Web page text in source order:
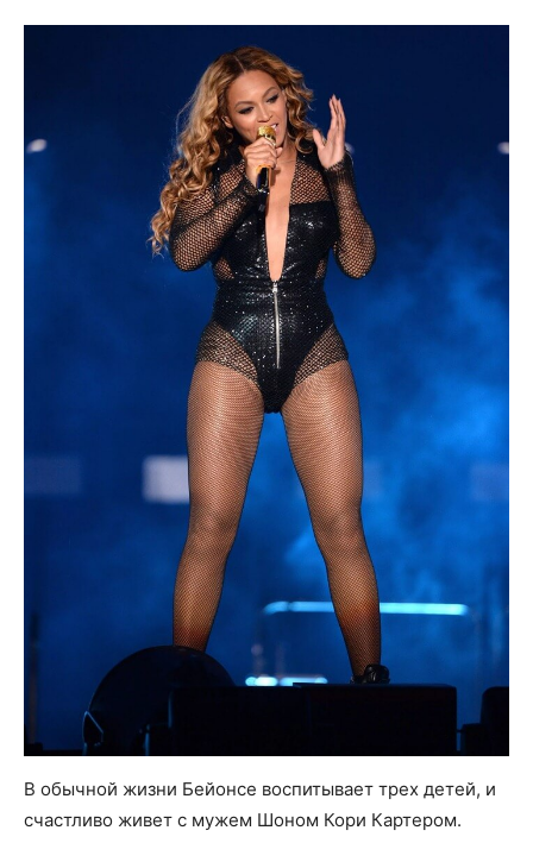
В обычной жизни Бейонсе воспитывает трех детей, и
счастливо живет с мужем Шоном Кори Картером.